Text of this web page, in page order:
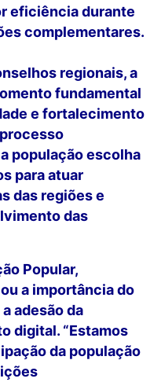
eficiência durante
complementares.
regionais, a
fundamental
e fortalecimento
população escolha
para atuar
das regiões e
das
Popular,
a importância do
adesão da
digital. “Estamos
da população